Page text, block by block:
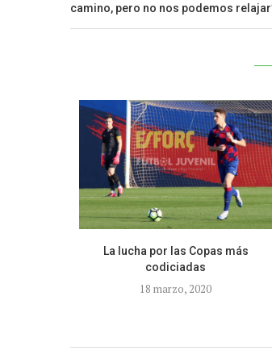
camino, pero no nos podemos
La lucha por las Copas más
codiciadas
18 marzo, 2020